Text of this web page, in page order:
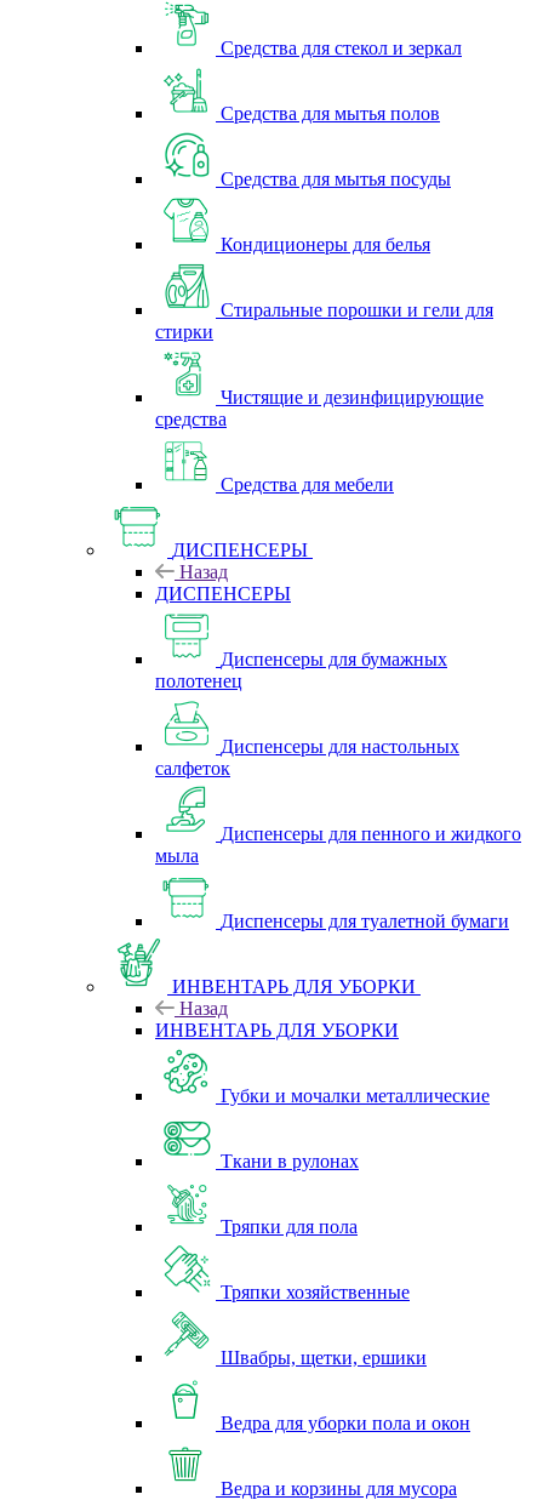
Средства для стекол и зеркал
Средства для мытья полов
Средства для мытья посуды
Кондиционеры для белья
Стиральные порошки и гели для
стирки
Чистящие и дезинфицирующие
средства
Средства для мебели
ДИСПЕНСЕРЫ
Назад
ДИСПЕНСЕРЫ
Диспенсеры для бумажных
полотенец
Диспенсеры для настольных
салфеток
Диспенсеры для пенного и жидкого
мыла
Диспенсеры для туалетной бумаги
ИНВЕНТАРЬ ДЛЯ УБОРКИ
Назад
ИНВЕНТАРЬ ДЛЯ УБОРКИ
Губки и мочалки металлические
Ткани в рулонах
Тряпки для пола
Тряпки хозяйственные
Швабры, щетки, ершики
Ведра для уборки пола и окон
Ведра и корзины для мусора